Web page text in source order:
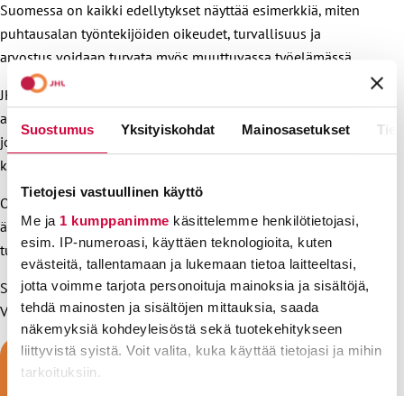
Suostumus Yksityiskohdat Mainosasetukset
Tietojesi vastuullinen käyttö
Me ja 1 kumppanimme käsittelemme henkilötietojasi,
esim. IP-numeroasi, käyttäen teknologioita, kuten
evästeitä, tallentamaan ja lukemaan tietoa laitteeltasi,
jotta voimme tarjota personoituja mainoksia ja sisältöjä,
tehdä mainosten ja sisältöjen mittauksia, saada
näkemyksiä kohdeyleisöstä sekä tuotekehitykseen
liittyvistä syistä. Voit valita, kuka käyttää tietojasi ja mihin
tarkoituksiin.
Suomessa on kaikki edellytykset näyttää esimerkkiä, miten
puhtausalan työntekijöiden oikeudet, turvallisuus ja
arvostus voidaan turvata myös muuttuvassa työelämässä.
JHL haluaa olla rakentamassa työelämää, jossa siivoojien
ammattitaitoa arvostetaan, työehdot ovat kunnossa ja
jokaisella työntekijällä on mahdollisuus tehdä työnsä ilman
kohtuutonta kiirettä tai turvattomuutta.
Oikeutta siivoojille -vaatimus tarkoittaa, että työntekijöiden
ääni kuuluu päätöksenteossa ja heidän työnsä merkitys
tunnustetaan osana toimivaa yhteiskuntaa.
Siivoojien työ pitää yhteiskunnan pyörät pyörimässä.
Varmistetaan, että myös heidän oikeutensa pysyvät mukana.